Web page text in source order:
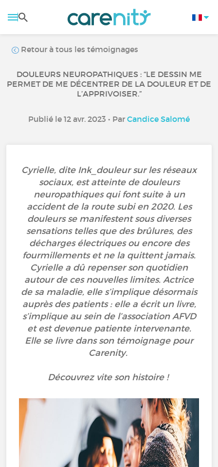
Retour à tous les témoignages
DOULEURS NEUROPATHIQUES : “LE DESSIN ME
PERMET DE ME DÉCENTRER DE LA DOULEUR ET DE
L’APPRIVOISER.”
Publié le 12 avr. 2023 • Par Candice Salomé
Cyrielle, dite Ink_douleur sur les réseaux
sociaux, est atteinte de douleurs
neuropathiques qui font suite à un
accident de la route subi en 2020. Les
douleurs se manifestent sous diverses
sensations telles que des brûlures, des
décharges électriques ou encore des
fourmillements et ne la quittent jamais.
Cyrielle a dû repenser son quotidien
autour de ces nouvelles limites. Actrice
de sa maladie, elle s’implique désormais
auprès des patients : elle a écrit un livre,
s’implique au sein de l’association AFVD
et est devenue patiente intervenante.
Elle se livre dans son témoignage pour
Carenity.
Découvrez vite son histoire !